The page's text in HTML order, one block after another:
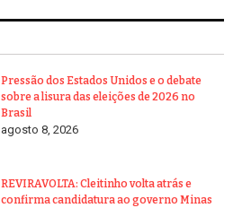
Pressão dos Estados Unidos e o debate
sobre a lisura das eleições de 2026 no
Brasil
agosto 8, 2026
REVIRAVOLTA: Cleitinho volta atrás e
confirma candidatura ao governo Minas